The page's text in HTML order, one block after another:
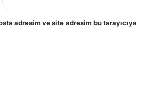
adresim ve site adresim bu tarayıcıya